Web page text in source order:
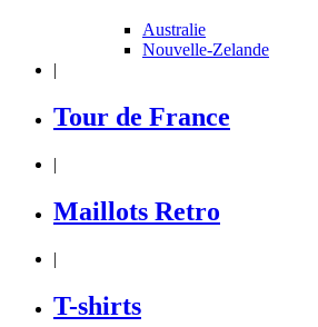
Australie
Nouvelle-Zelande
|
Tour de France
|
Maillots Retro
|
T-shirts